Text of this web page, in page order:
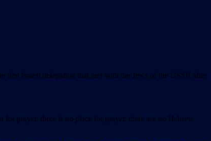
first Israeli delegation that met with the Jews of the USSR after
prayer, there is no place for prayer, there are no Hebrew